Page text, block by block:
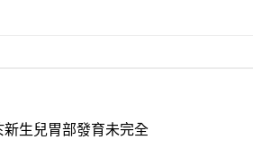
生兒胃部發育未完全